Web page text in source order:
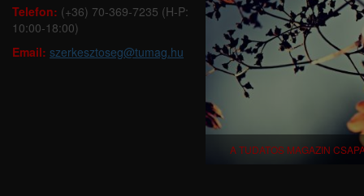
Telefon: (+36) 70-369-7235 (H-P:
10:00-18:00)
Email: szerkesztoseg@tumag.hu
A TUDATOS MAGAZIN